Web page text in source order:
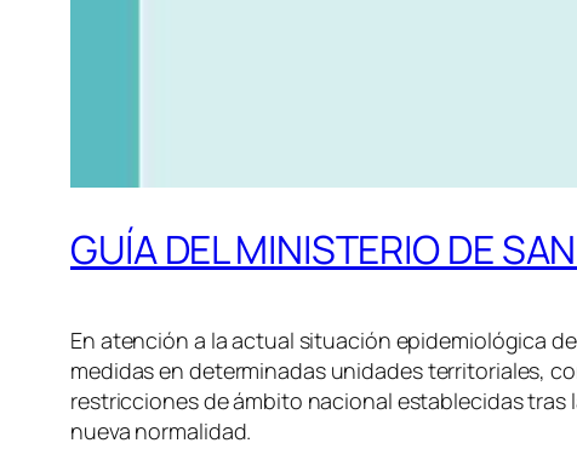
GUÍA DEL MINISTERIO DE
En atención a la actual situación epidemiológica
medidas en determinadas unidades territoriales,
restricciones de ámbito nacional establecidas tras
nueva normalidad.